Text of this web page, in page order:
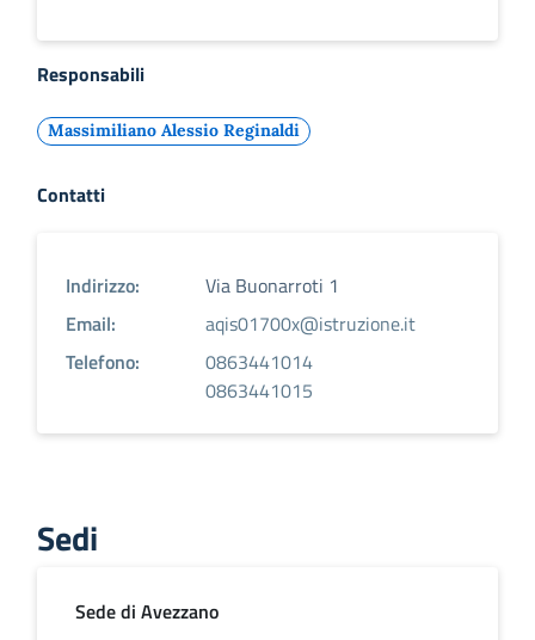
Responsabili
Massimiliano Alessio Reginaldi
Contatti
Indirizzo:
Via Buonarroti 1
Email:
aqis01700x@istruzione.it
Telefono:
0863441014
0863441015
Sedi
Sede di Avezzano